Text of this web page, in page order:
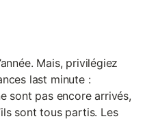
Mais, privilégiez
last minute :
sont pas encore arrivés,
sont tous partis. Les